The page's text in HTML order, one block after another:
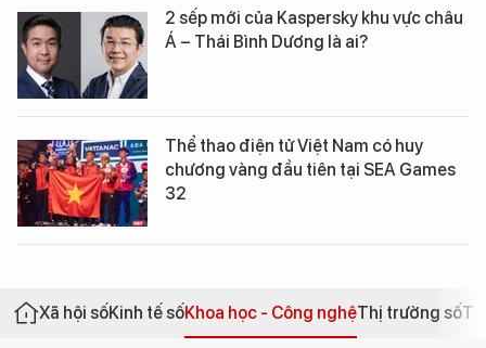
2 sếp mới của Kaspersky khu vực châu
Á – Thái Bình Dương là ai?
Thể thao điện tử Việt Nam có huy
chương vàng đầu tiên tại SEA Games
32
Xã hội sốKinh tế sốKhoa học - Công nghệThị trường số